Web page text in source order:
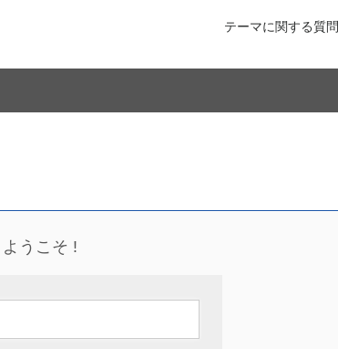
テーマに関する質問
ようこそ !